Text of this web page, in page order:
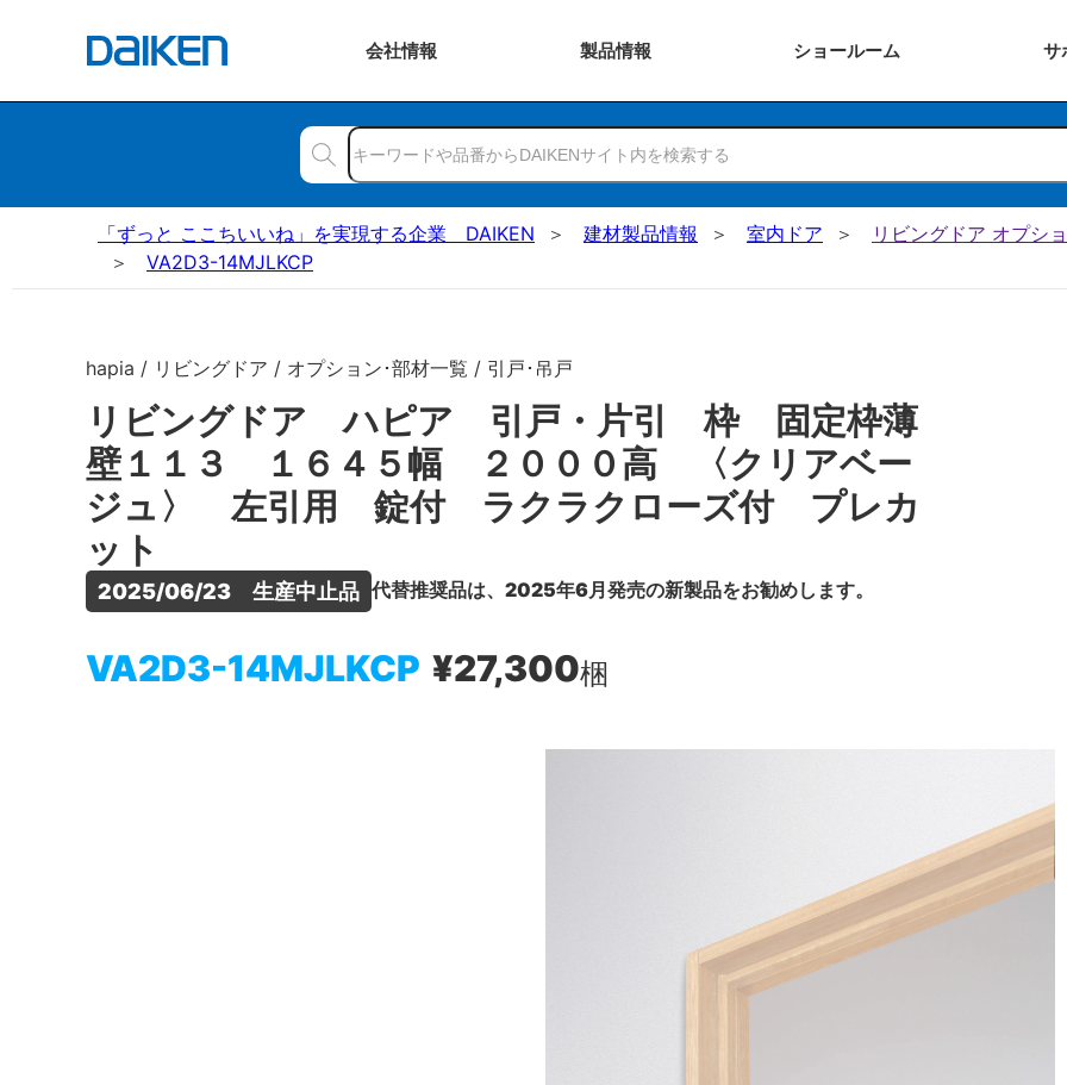
会社情報 製品情報 ショールーム サ
「ずっと ここちいいね」を実現する企業 DAIKEN 建材製品情報 室内ドア
リビングドア オプシ
VA2D3-14MJLKCP
hapia / リビングドア / オプション･部材一覧 / 引戸･吊戸
リビングドア ハピア 引戸・片引 枠 固定枠薄
壁１１３ １６４５幅 ２０００高 〈クリアベー
ジュ〉 左引用 錠付 ラクラクローズ付 プレカ
ット
2025/06/23　生産中止品 代替推奨品は、2025年6月発売の新製品をお勧めします。
VA2D3-14MJLKCP ¥27,300梱